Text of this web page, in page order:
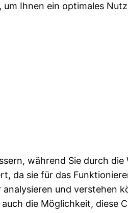
Ihnen ein optimales
während Sie durch
da sie für das
und verstehen
die Möglichkeit, diese